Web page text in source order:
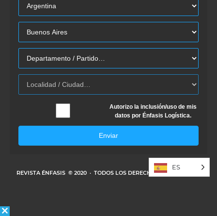
Autorizo la inclusión/uso de mis
datos por Énfasis Logística.
Enviar
REVISTA ÉNFASIS © 2020 · TODOS LOS DERECHOS RESERVADOS
ES